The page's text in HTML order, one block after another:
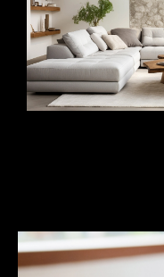
prix possible, tout en
sans tracas.
Estimer votre
L’estimation de
des tendances
déterminer la valeur